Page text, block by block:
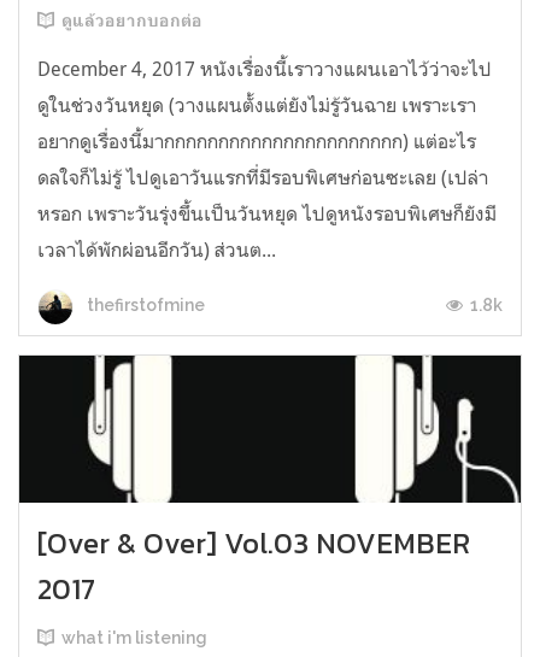
ดูแล้วอยากบอกต่อ
December 4, 2017 หนังเรื่องนี้เราวางแผนเอาไว้ว่าจะไป
ดูในช่วงวันหยุด (วางแผนตั้งแต่ยังไม่รู้วันฉาย เพราะเรา
อยากดูเรื่องนี้มากกกกกกกกกกกกกกกกกกกกกก) แต่อะไร
ดลใจก็ไม่รู้ ไปดูเอาวันแรกที่มีรอบพิเศษก่อนซะเลย (เปล่า
หรอก เพราะวันรุ่งขึ้นเป็นวันหยุด ไปดูหนังรอบพิเศษก็ยังมี
เวลาได้พักผ่อนอีกวัน) ส่วนต...
thefirstofmine 1.8k
[Over & Over] Vol.03 NOVEMBER
2017
what i'm listening